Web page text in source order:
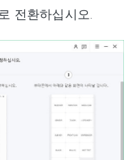
전환하십시오.